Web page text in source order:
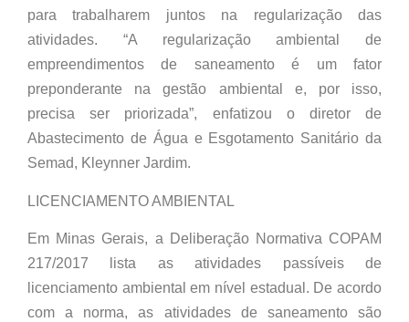
para trabalharem juntos na regularização das
atividades. “A regularização ambiental de
empreendimentos de saneamento é um fator
preponderante na gestão ambiental e, por isso,
precisa ser priorizada”, enfatizou o diretor de
Abastecimento de Água e Esgotamento Sanitário da
Semad, Kleynner Jardim.
LICENCIAMENTO AMBIENTAL
Em Minas Gerais, a Deliberação Normativa COPAM
217/2017 lista as atividades passíveis de
licenciamento ambiental em nível estadual. De acordo
com a norma, as atividades de saneamento são